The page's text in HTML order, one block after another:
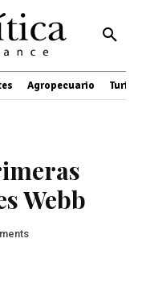
Agropecuario
Webb